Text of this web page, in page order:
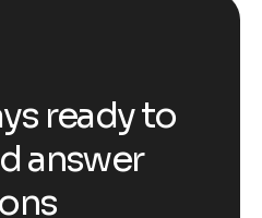
ready to
answer